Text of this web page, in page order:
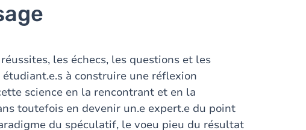
les échecs, les questions et les
à construire une réflexion
science en la rencontrant et en la
toutefois en devenir un.e expert.e du point
du spéculatif, le voeu pieu du résultat